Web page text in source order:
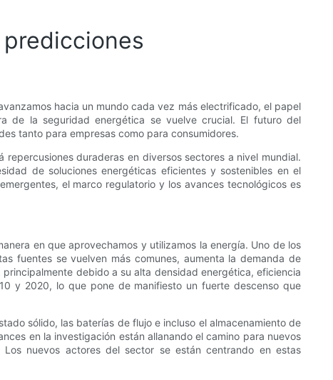
hacia un mundo cada vez más electrificado, el papel
de la seguridad energética se vuelve crucial. El futuro del
tanto para empresas como para consumidores.
duraderas en diversos sectores a nivel mundial.
de soluciones energéticas eficientes y sostenibles en el
el marco regulatorio y los avances tecnológicos es
en que aprovechamos y utilizamos la energía. Uno de los
fuentes se vuelven más comunes, aumenta la demanda de
debido a su alta densidad energética, eficiencia
y 2020, lo que pone de manifiesto un fuerte descenso que
sólido, las baterías de flujo e incluso el almacenamiento de
en la investigación están allanando el camino para nuevos
Los nuevos actores del sector se están centrando en estas